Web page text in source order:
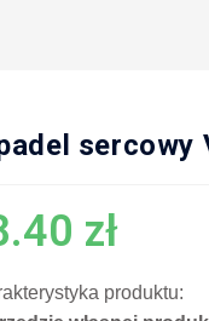
sercowy
zł
produktu: